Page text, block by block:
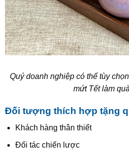
Quý doanh nghiệp có thể tùy
mứt Tết làm
Đối tượng thích hợp tặng
Khách hàng thân thiết
Đối tác chiến lược